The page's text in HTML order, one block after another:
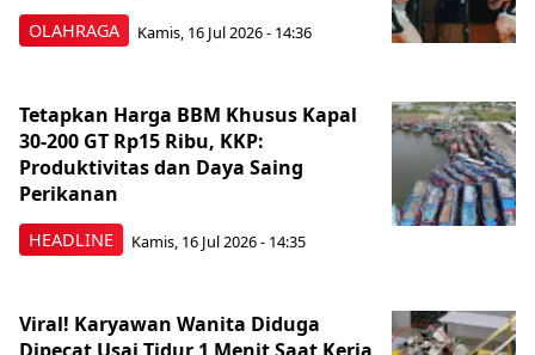
OLAHRAGA Kamis, 16 Jul 2026 - 14:36
HEADLINE
Tetapkan Harga BBM Khusus Kapal
30-200 GT Rp15 Ribu, KKP:
Produktivitas dan Daya Saing
Perikanan
Kamis, 16 Jul 2026 - 14:35
Viral! Karyawan Wanita Diduga